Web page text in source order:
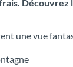
une vue